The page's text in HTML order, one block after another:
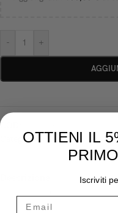
- +
COD:
Categoria:
Biomateriali e
lamina che va immersa in
OTTIENI IL
Iscriviti